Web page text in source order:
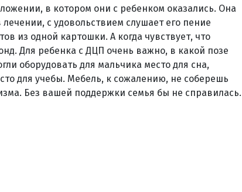
в котором они с ребенком оказались. Она
с удовольствием слушает его пение
из одной картошки. А когда чувствует, что
Для ребенка с ДЦП очень важно, в какой позе
оборудовать для мальчика место для сна,
для учебы. Мебель, к сожалению, не соберешь
Без вашей поддержки семья бы не справилась.